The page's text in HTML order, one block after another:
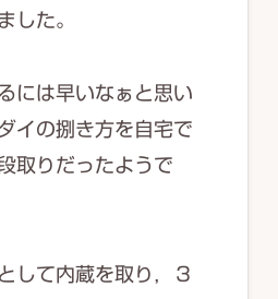
した。
には早いなぁと思い
イの捌き方を自宅で
取りだったようで
して内蔵を取り，３